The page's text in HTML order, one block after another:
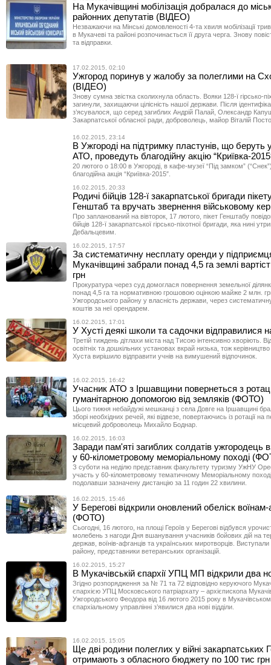
На Мукачівщині мобілізація добралася до
районних депутатів (ВІДЕО)
Незважаючи на Мінські домовленості 4-та хвиля мобілізації
в Мукачеві та районі розпочинається її друга черга. Знову
та відправки.
17.02.2015, 02:10
Ужгород поринув у жалобу за полеглими на
(ВІДЕО)
Знову сумна звістка сколихнула область. Вояки 128-ї гірсько-
загинули, захищаючи цілісність нашої держави. Після
з’ясувалося, що серед загиблих Андрій Палай, Олександр
Закарпатської обласної ради, доброволець, майор Віталій
16.02.2015, 23:14
В Ужгороді на підтримку пластунів, що беруть
АТО, проведуть благодійну акцію “Криївка-
20 лютого о 18:00 в Ужгороді, в кафе-музеї “Під замком”
благодійна акція “Криївка-2015″.
16.02.2015, 20:33
Родичі бійців 128-ї закарпатської бригади
Генштаб та вручать звернення військовому
Про запланований на вівторок, 17 лютого, пікет Генштабу
бійців 128-ї закарпатської гірсько-піхотної бригади, яка нині
Дебальцевим.
16.02.2015, 17:57
За систематичну несплату оренди у
Мукачівщині забрали понад 4,5 га землі
грн
Прокуратура через суд домоглася повернення земельної
понад 4,5 га та нормативною грошовою оцінкою майже 2 млн.
Ужгородського району у власність держави, через
коштів за неї орендарем.
16.02.2015, 17:01
У Хусті деякі школи та садочки відправилися
Третій тиждень дітлахи міста над Тисою інтенсивно хворіють.
освітніх та дошкільних установах вкрай низька, тож
Хуста вирішило відправити учнів на вимушений відпочинок.
16.02.2015, 16:42
Учасник АТО з Іршавщини повернеться з
гуманітарною допомогою від земляків (ФОТО)
Цього тижня небайдужі мешканці з села Довге на Іршавщині
зборі необхідних речей, які відвезе, повертаючись із ротації на
місцевий доброволець Михайло Боднар.
16.02.2015, 16:03
Заради пам'яті загиблих солдатів ужгородець
у 60-кілометровому меморіальному поході
З суботи на неділю представник факультету туризму УжНУ
участь у 60-кілометровому тематичному Меморіальному
подолавши зазначену дистанцію за 11 годин 22 хвилини.
16.02.2015, 15:46
У Берегові відкрили оновлений обеліск
(ФОТО)
Сьогодні, 16 лютого, на площі Героїв у Берегові відбувся
молебень з нагоди Дня вшанування учасників бойових дій на
держав, воїнів-афганців та українських миротворців. Виступали
району, представники ветеранських організацій.
16.02.2015, 15:27
В Мукачівській єпархії УПЦ МП відкрили два
Згідно розпорядження за № 71 та 72 відповідно керуючого
єпархією УПЦ Московського патріархату – архієпископа
Ужгородського Феодора від 16 лютого 2015 року в
єпархіальному управлінні з’явилися два нові відділи.
16.02.2015, 15:05
Ще дві родини полеглих у війні закарпатських
отримають з обласного бюджету по 100 тис грн